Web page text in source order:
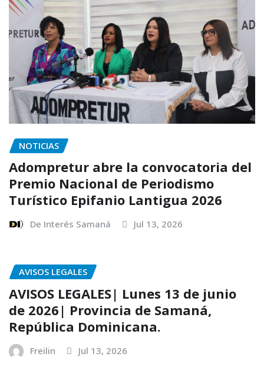
NOTICIAS
Adompretur abre la convocatoria del
Premio Nacional de Periodismo
Turístico Epifanio Lantigua 2026
De Interés Samaná Jul 13, 2026
AVISOS LEGALES
AVISOS LEGALES| Lunes 13 de junio
de 2026| Provincia de Samaná,
República Dominicana.
Freilin Jul 13, 2026